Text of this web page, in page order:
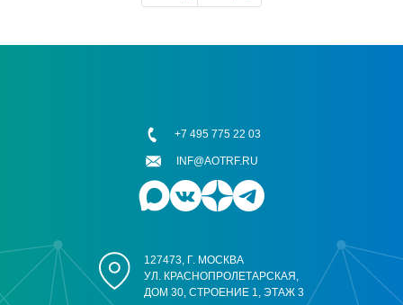
127473, Г. МОСКВА
УЛ. КРАСНОПРОЛЕТАРСКАЯ,
ДОМ 30, СТРОЕНИЕ 1, ЭТАЖ 3
+7 495 775 22 03
INF@AOTRF.RU